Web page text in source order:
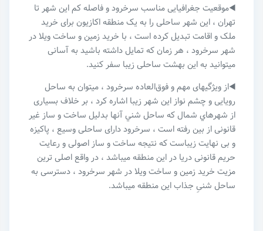
◀️موقعیت جغرافیایی مناسب سرخرود و فاصله کم این شهر تا
تهران ، این شهر ساحلی را به یک منطقه اکازیون برای خرید
ملک و اقامت تبدیل کرده است ، با خرید زمین و ساخت ویلا در
شهر سرخرود ، هر زمان که تمایل داشته باشید به آسانی
میتوانید به این بهشت ساحلی زیبا سفر کنید.
◀️از ویژگیهای مهم و فوق‌العاده سرخرود ، میتوان به ساحل
رویایی و چشم نواز این شهر زیبا اشاره کرد ، بر خلاف بسیاری
از شهرهاي شمال كه ساحل شني آنها بدلیل ساخت و ساز غیر
قانونی از بين رفته است ، سرخرود دارای ساحلی وسیع ، پاکیزه
و بی نهایت زیباست که نتیجه ساخت و ساز اصولی و رعایت
حریم قانونی دریا در این منطقه میباشد ، در واقع اصلی ترین
مزیت خرید زمین و ساخت ویلا در شهر سرخرود ، دسترسی به
ساحل شنیِ جذاب این منطقه میباشد.